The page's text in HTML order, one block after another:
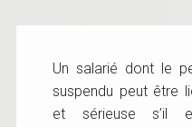
Un salarié dont le
suspendu peut être
et sérieuse s’il